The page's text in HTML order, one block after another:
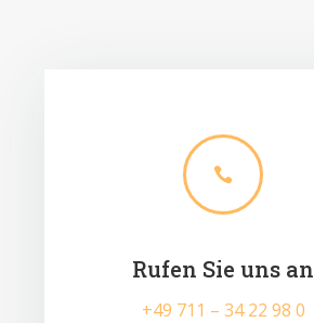

Rufen Sie uns an
+49 711 – 34 22 98 0